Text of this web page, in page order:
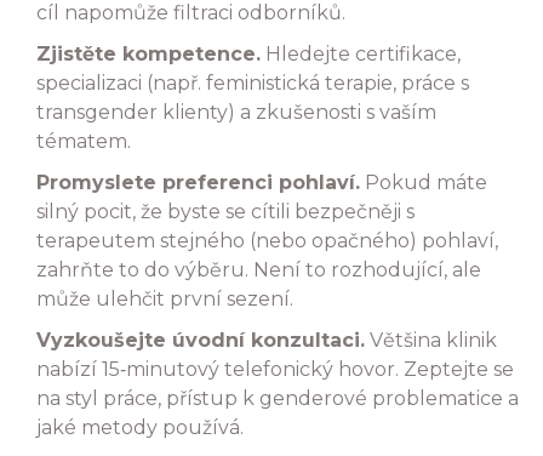
cíl napomůže filtraci odborníků.
Zjistěte kompetence. Hledejte certifikace,
specializaci (např. feministická terapie, práce s
transgender klienty) a zkušenosti s vaším
tématem.
Promyslete preferenci pohlaví. Pokud máte
silný pocit, že byste se cítili bezpečněji s
terapeutem stejného (nebo opačného) pohlaví,
zahrňte to do výběru. Není to rozhodující, ale
může ulehčit první sezení.
Vyzkoušejte úvodní konzultaci. Většina klinik
nabízí 15‑minutový telefonický hovor. Zeptejte se
na styl práce, přístup k genderové problematice a
jaké metody používá.